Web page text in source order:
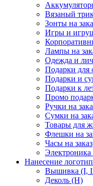
Вязаный
Зонты на
Игры и
Лампы на
Одежда и
Подарки для
Подарки и
Подарки к
Промо
Ручки на
Сумки на
Товары для
Флешки на
Часы на заказ
Электроника
Нанесение
Вышивка (I,
Деколь (H)